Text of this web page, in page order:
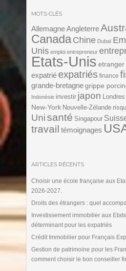
MOTS-CLÉS
Allemagne Angleterre
Canada Chine Dubaï
Unis emploi entrepreneur
Etats-Unis etranger
expatrié expatriés finance
grande-bretagne grippe
Indonésie investir japon Londres
New-York Nouvelle-Zélande
Unisanté Singapour
travail témoignages
ARTICLES RÉCENTS
Choisir une école française aux
2026-2027.
Droits des étrangers : quel
Investissement immobilier aux
déterminant pour les expatriés
Crédit Immobilier pour Français
Gestion de patrimoine pour les
comment choisir le bon conseiller